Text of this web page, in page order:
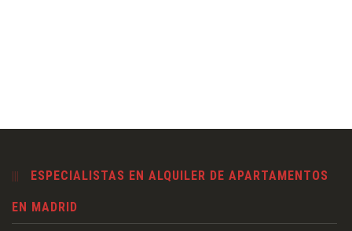
ESPECIALISTAS EN ALQUILER DE APARTAMENTOS
EN MADRID